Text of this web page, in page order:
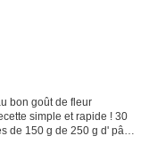
bon goût de fleur
simple et rapide ! 30
de 150 g de 250 g d' pâte